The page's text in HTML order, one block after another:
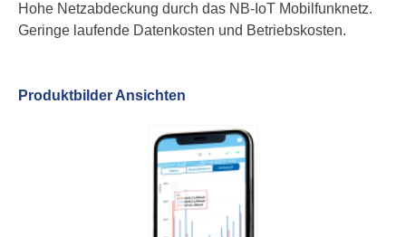
Hohe Netzabdeckung durch das NB-IoT Mobilfunknetz.
Geringe laufende Datenkosten und Betriebskosten.
Produktbilder Ansichten